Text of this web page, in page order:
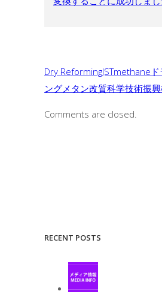
Dry ReformingJSTmethane
ングメタン改質科学技術振
Comments are closed.
RECENT POSTS